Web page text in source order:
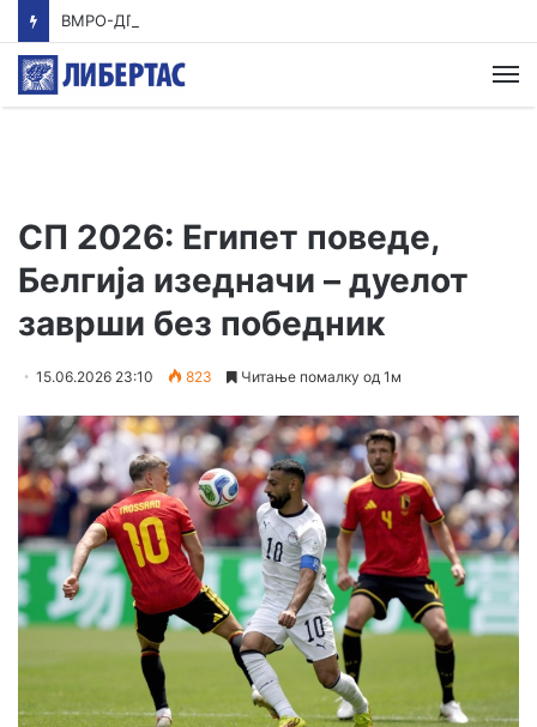
СП 2026: Египет поведе,
Белгија изедначи – дуелот
заврши без победник
15.06.2026 23:10 823 Читање помалку од 1м